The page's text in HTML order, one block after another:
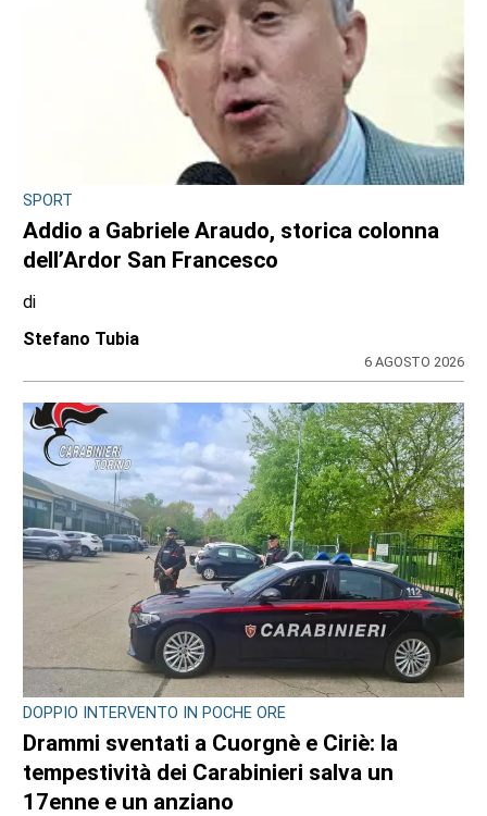
SPORT
Addio a Gabriele Araudo, storica colonna
dell’Ardor San Francesco
di
Stefano Tubia
6 AGOSTO 2026
DOPPIO INTERVENTO IN POCHE ORE
Drammi sventati a Cuorgnè e Ciriè: la
tempestività dei Carabinieri salva un
17enne e un anziano